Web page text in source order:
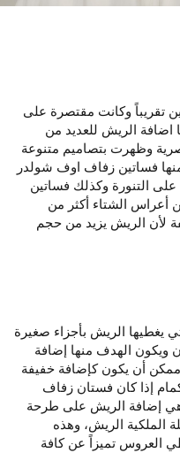
تقريباً وكانت مقتصرة على
اضافة الريش للعديد من
وظهرت بتصاميم متنوعة
فساتين زفاف اوف شولدر
التنورة وكذلك فساتين
أعراس الشتاء أكثر من
لأن الريش يزيد من حجم
يغطيها الريش بأجزاء صغيرة
ويكون الهدف منها إضافة
أن يكون كإضافة خفيفة
إذا كان فستان زفاف
إضافة الريش على طرحة
الملكية الريش، وهذه
العروس تميزاً عن كافة